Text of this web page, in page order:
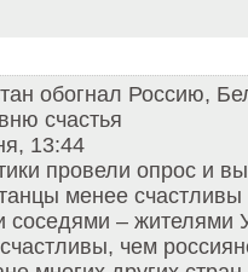
обогнал Россию,
счастья
13:44
провели опрос и
менее
соседями – жителями
чем